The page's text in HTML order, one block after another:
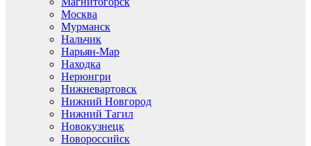
Москва
Мурманск
Нальчик
Нарьян-Мар
Находка
Нерюнгри
Нижневартовск
Нижний Новгород
Нижний Тагил
Новокузнецк
Новороссийск